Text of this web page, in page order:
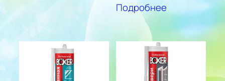
Подробнее